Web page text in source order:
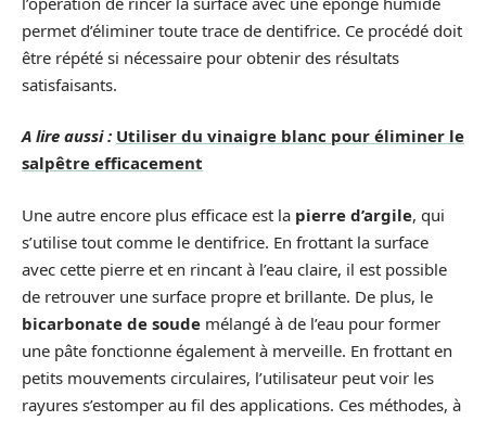
permet d’éliminer toute trace de dentifrice. Ce procédé doit
être répété si nécessaire pour obtenir des résultats
satisfaisants.
A lire aussi : Utiliser du vinaigre blanc pour éliminer le
salpêtre efficacement
Une autre encore plus efficace est la pierre d’argile, qui
s’utilise tout comme le dentifrice. En frottant la surface
avec cette pierre et en rincant à l’eau claire, il est possible
de retrouver une surface propre et brillante. De plus, le
bicarbonate de soude mélangé à de l’eau pour former
une pâte fonctionne également à merveille. En frottant en
petits mouvements circulaires, l’utilisateur peut voir les
rayures s’estomper au fil des applications. Ces méthodes, à